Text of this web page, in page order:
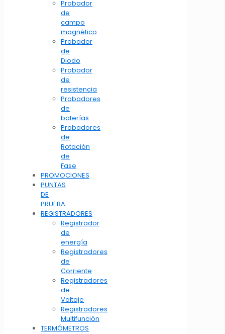
Probador
de
campo
magnético
Probador
de
Diodo
Probador
de
resistencia
Probadores
de
baterías
Probadores
de
Rotación
de
Fase
PROMOCIONES
PUNTAS
DE
PRUEBA
REGISTRADORES
Registrador
de
energía
Registradores
de
Corriente
Registradores
de
Voltaje
Registradores
Multifunción
TERMÓMETROS